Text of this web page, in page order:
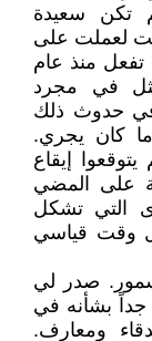
لم تكن سعيدة
لعملت على
تفعل منذ عام
في مجرد
وإنما في حدوث ذلك
كان يجري.
إيقاع
على المضي
التي تشكل
وقت قياسي
صدر لي
بشأنه في
ومعارف.